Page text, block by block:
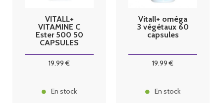
VITALL+
VITAMINE C
Ester 500 50
CAPSULES
19.99 €
En stock
Vitall+ oméga
3 végétaux 60
capsules
19.99 €
En stock